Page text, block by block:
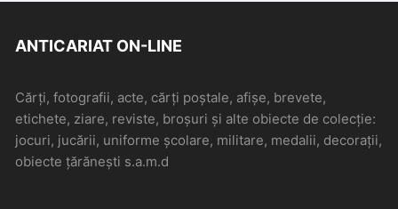
ANTICARIAT ON-LINE
Cărți, fotografii, acte, cărți poștale, afișe, brevete,
etichete, ziare, reviste, broșuri și alte obiecte de colecție:
jocuri, jucării, uniforme școlare, militare, medalii, decorații,
obiecte țărănești s.a.m.d